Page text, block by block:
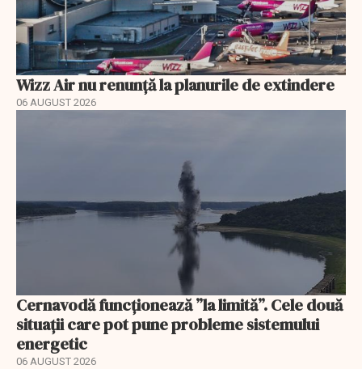
Wizz Air nu renunță la planurile de extindere
06 AUGUST 2026
Cernavodă funcționează ”la limită”. Cele două
situații care pot pune probleme sistemului
energetic
06 AUGUST 2026